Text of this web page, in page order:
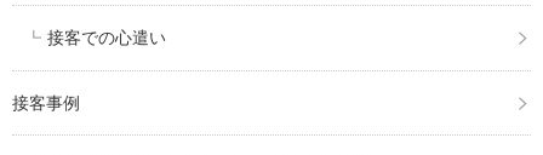
接客での心遣い
接客事例